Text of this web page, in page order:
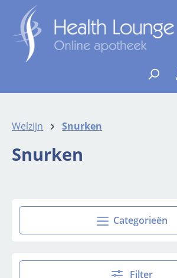
Ga naar de hoofdinhoud
Welzijn Snurken
Snurken
Categorieën
Filter